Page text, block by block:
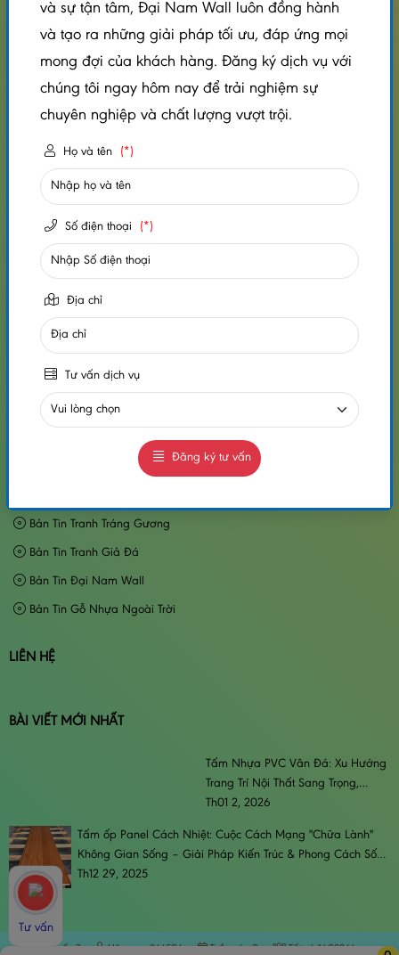
Cung Cấp Tấm Nhựa Ốp Tường
Thi Công Tấm Nhựa Ốp Tường
Thi Công Trần Nhựa Giả Gỗ
In UV Trên Kính Cường Lực 3D
Thi Công Trần Vách Panel Trọn Gói
HỖ TRỢ KHÁCH HÀNG
Chính Sách Mua Hàng
Chính Sách Vận Chuyển
Chính Sách Đổi Trả Hàng
Chính Sách Bảo Hành Bảo Trì
Điều Khoản Thanh Toán
Chính Sách Bảo Mật Thông Tin Khách Hàng
TIN TỨC
Bản Tin Tấm Nhựa Giả Đá
Bản Tin Tranh Tráng Gương
Bản Tin Tranh Giả Đá
Bản Tin Đại Nam Wall
Bản Tin Gỗ Nhựa Ngoài Trời
LIÊN HỆ
BÀI VIẾT MỚI NHẤT
Tấm Nhựa PVC Vân Đá: Xu Hướng
Trang Trí Nội Thất Sang Trọng,
Đẳng Cấp & Bền Bỉ
Th01 2, 2026
Tấm ốp Panel Cách Nhiệt: Cuộc Cách Mạng "Chữa Lành"
Không Gian Sống – Giải Pháp Kiến Trúc & Phong Cách Sống
Đương Đại
Th12 29, 2025
Trực tuyến:3 Hôm nay:844506 Tuần này:0 Tất cả:1608246
Tư vấn
và sự tận tâm, Đại Nam Wall luôn đồng hành
và tạo ra những giải pháp tối ưu, đáp ứng mọi
mong đợi của khách hàng. Đăng ký dịch vụ với
chúng tôi ngay hôm nay để trải nghiệm sự
chuyên nghiệp và chất lượng vượt trội.
Họ và tên (*)
Số điện thoại (*)
Địa chỉ
Tư vấn dịch vụ
Đăng ký tư vấn